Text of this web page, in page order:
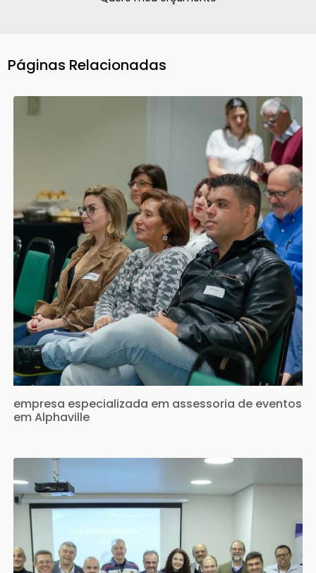
Páginas Relacionadas
empresa especializada em assessoria de eventos
em Alphaville